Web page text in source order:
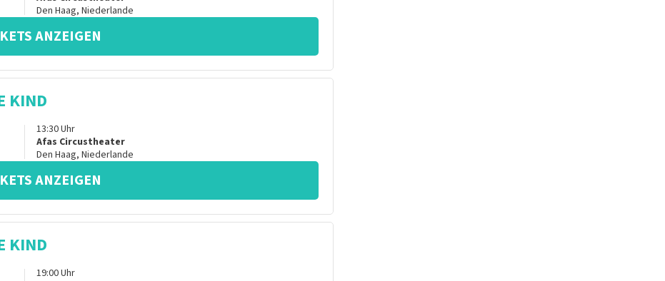
Den Haag, Niederlande
ANZEIGEN
KIND
13:30Uhr
Afas Circustheater
Den Haag, Niederlande
ANZEIGEN
KIND
19:00Uhr